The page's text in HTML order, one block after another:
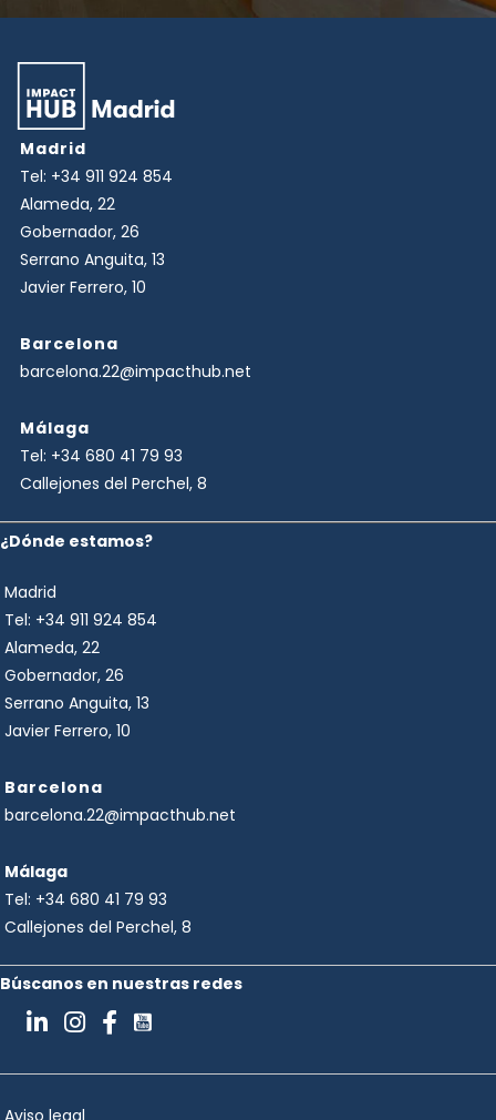
Madrid
Tel: +34 911 924 854
Alameda, 22
Gobernador, 26
Serrano Anguita, 13
Javier Ferrero, 10
Barcelona
barcelona.22@impacthub.net
Málaga
Tel: +34 680 41 79 93
Callejones del Perchel, 8
¿Dónde estamos?
Madrid
Tel: +34 911 924 854
Alameda, 22
Gobernador, 26
Serrano Anguita, 13
Javier Ferrero, 10
Barcelona
barcelona.22@impacthub.net
Málaga
Tel: +34 680 41 79 93
Callejones del Perchel, 8
Búscanos en nuestras redes
Aviso legal